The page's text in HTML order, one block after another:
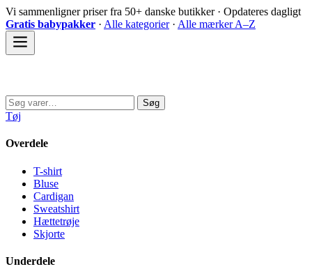
Spring
til
indhold
Vi sammenligner priser fra 50+ danske butikker · Opdateres dagligt
Gratis babypakker · Alle kategorier· Alle mærker A–Z
Søg
efter:
Søg
Tøj
Overdele
T-shirt
Bluse
Cardigan
Sweatshirt
Hættetrøje
Skjorte
Underdele